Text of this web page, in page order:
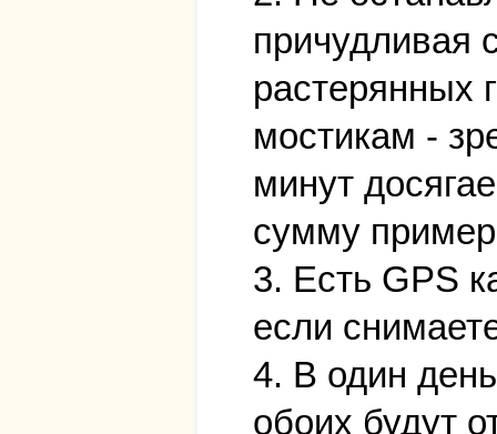
причудливая
растерянных
мостикам -
минут
сумму
3. Есть GPS
если
4. В один
обоих будут